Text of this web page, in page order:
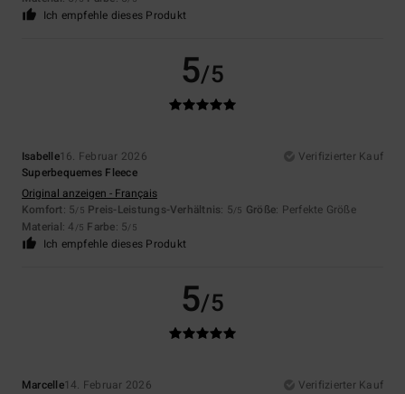
Ich empfehle dieses Produkt
5/5
Isabelle16. Februar 2026
Verifizierter Kauf
Superbequemes Fleece
Original anzeigen - Français
Komfort: 5/5 Preis-Leistungs-Verhältnis: 5/5 Größe: Perfekte Größe
Material: 4 /5 Farbe: 5/5
Ich empfehle dieses Produkt
5/5
Marcelle14. Februar 2026
Verifizierter Kauf